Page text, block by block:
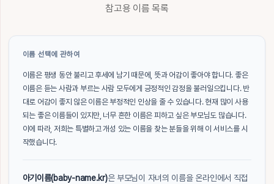
참고용 이름 목록
이름 선택에 관하여
이름은 평생 동안 불리고 후세에 남기 때문에, 뜻과 어감이 좋아야 합니다. 좋은
이름은 듣는 사람과 부르는 사람 모두에게 긍정적인 감정을 불러일으킵니다. 반
대로 어감이 좋지 않은 이름은 부정적인 인상을 줄 수 있습니다. 현재 많이 사용
되는 좋은 이름들이 있지만, 너무 흔한 이름은 피하고 싶은 부모님도 많습니다.
이에 따라, 저희는 특별하고 개성 있는 이름을 찾는 분들을 위해 이 서비스를 시
작했습니다.
아기이름(baby-name.kr)은 부모님이 자녀의 이름을 온라인에서 직접